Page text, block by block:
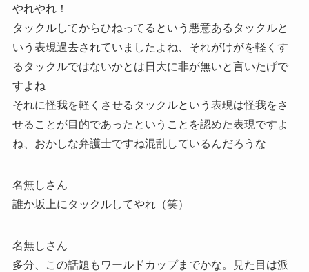
やれやれ！
タックルしてからひねってるという悪意あるタックルと
いう表現過去されていましたよね、それがけがを軽くす
るタックルではないかとは日大に非が無いと言いたげで
すよね
それに怪我を軽くさせるタックルという表現は怪我をさ
せることが目的であったということを認めた表現ですよ
ね、おかしな弁護士ですね混乱しているんだろうな
名無しさん
誰か坂上にタックルしてやれ（笑）
名無しさん
多分、この話題もワールドカップまでかな。見た目は派